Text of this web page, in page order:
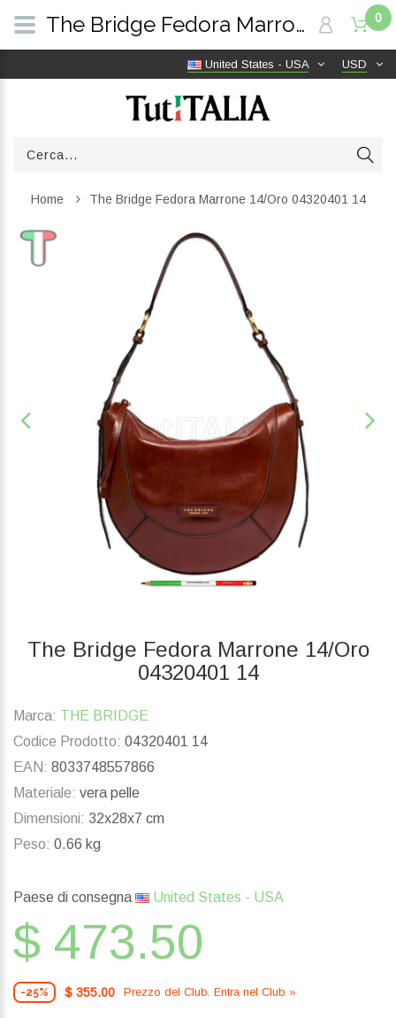
USD
United States - USA
0
Home The Bridge Fedora Marrone 14/Oro 04320401 14
The Bridge Fedora Marrone 14/Oro
04320401 14
Marca: THE BRIDGE
Codice Prodotto: 04320401 14
EAN: 8033748557866
Materiale: vera pelle
Dimensioni: 32x28x7 cm
Peso: 0.66 kg
Paese di consegna United States - USA
$ 473.50
-25% $ 355.00 Prezzo del Сlub. Entra nel Сlub »
The Bridge Fedora Marrone 14/Oro 04320401 14 | TutITALIA